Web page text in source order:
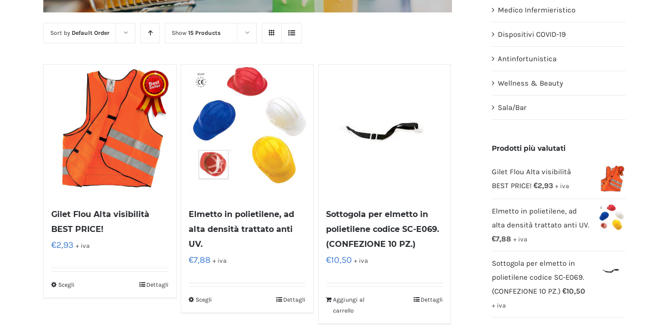
Sort by Default Order Show 15 Products
Gilet Flou Alta visibilità
BEST PRICE!
€2,93 + iva
Scegli Dettagli
Elmetto in polietilene, ad
alta densità trattato anti
UV.
€7,88 + iva
Scegli Dettagli
Sottogola per elmetto in
polietilene codice SC-E069.
(CONFEZIONE 10 PZ.)
€10,50 + iva
Aggiungi al
carrello
Dettagli
Medico Infermieristico
Dispositivi COVID-19
Antinfortunistica
Wellness & Beauty
Sala/Bar
Prodotti più valutati
Gilet Flou Alta visibilità
BEST PRICE! €2,93 + iva
Elmetto in polietilene, ad
alta densità trattato anti UV.
€7,88 + iva
Sottogola per elmetto in
polietilene codice SC-E069.
(CONFEZIONE 10 PZ.) €10,50
+ iva